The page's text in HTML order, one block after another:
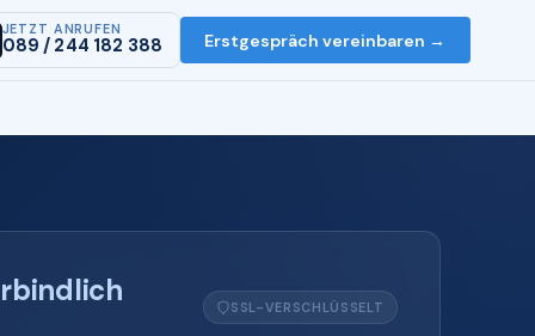
JETZT ANRUFEN
089 / 244 182 388 Erstgespräch vereinbaren →
SSL-VERSCHLÜSSELT